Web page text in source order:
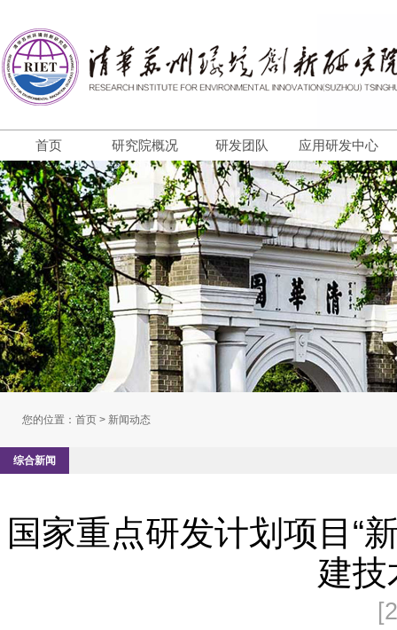
首页 研究院概况 研发团队 应用研发中心
您的位置： 首页 > 新闻动态
综合新闻
国家重点研发计划项目“
建技